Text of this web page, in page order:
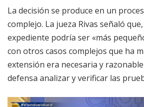
La decisión se produce en un
complejo. La jueza Rivas señaló
expediente podría ser «más
con otros casos complejos que ha
extensión era necesaria y
defensa analizar y verificar las